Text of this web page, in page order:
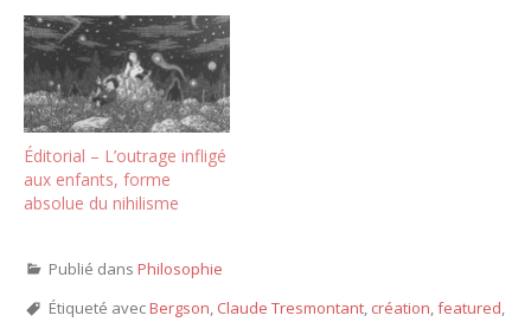
Éditorial – L’outrage infligé
aux enfants, forme
absolue du nihilisme
Publié dans Philosophie
Étiqueté avecBergson, Claude Tresmontant, création,featured,